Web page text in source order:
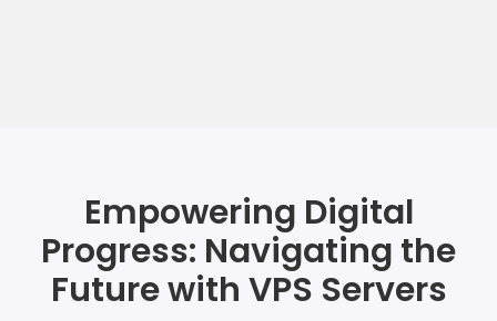
Empowering Digital
Progress: Navigating the
Future with VPS Servers